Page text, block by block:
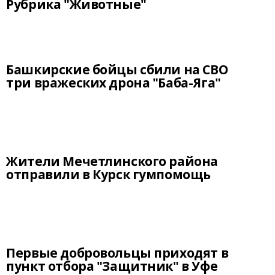
Рубрика "Животные"
Башкирские бойцы сбили на СВО
три вражеских дрона "Баба-Яга"
Жители Мечетлинского района
отправили в Курск гумпомощь
Первые добровольцы приходят в
пункт отбора "Защитник" в Уфе